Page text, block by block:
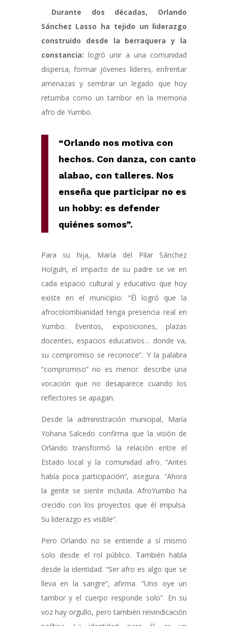
Durante dos décadas, Orlando
Sánchez Lasso ha tejido un liderazgo
construido desde la berraquera y la
constancia: logró unir a una comunidad
dispersa, formar jóvenes líderes, enfrentar
amenazas y sembrar un legado que hoy
retumba como un tambor en la memoria
afro de Yumbo.
“Orlando nos motiva con
hechos. Con danza, con canto
alabao, con talleres. Nos
enseña que participar no es
un hobby: es defender
quiénes somos”.
Para su hija, María del Pilar Sánchez
Holguín, el impacto de su padre se ve en
cada espacio cultural y educativo que hoy
existe en el municipio: “Él logró que la
afrocolombianidad tenga presencia real en
Yumbo. Eventos, exposiciones, plazas
docentes, espacios educativos… donde va,
su compromiso se reconoce”. Y la palabra
“compromiso” no es menor: describe una
vocación que no desaparece cuando los
reflectores se apagan.
Desde la administración municipal, María
Yohana Salcedo confirma que la visión de
Orlando transformó la relación entre el
Estado local y la comunidad afro. “Antes
había poca participación”, asegura. “Ahora
la gente se siente incluida. AfroYumbo ha
crecido con los proyectos que él impulsa.
Su liderazgo es visible”.
Pero Orlando no se entiende a sí mismo
solo desde el rol público. También habla
desde la identidad. “Ser afro es algo que se
lleva en la sangre”, afirma. “Uno oye un
tambor y el cuerpo responde solo”. En su
voz hay orgullo, pero también reivindicación